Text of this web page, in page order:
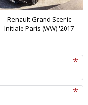
Renault Grand Scenic
Initiale Paris (WW) '2017